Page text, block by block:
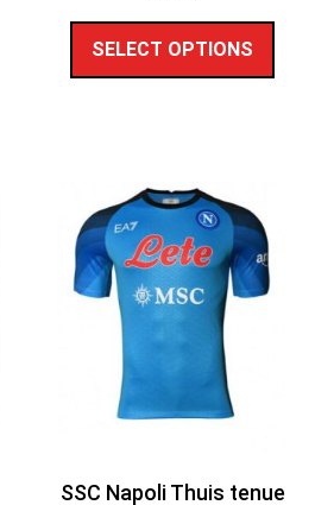
SELECT OPTIONS
SSC Napoli Thuis tenue